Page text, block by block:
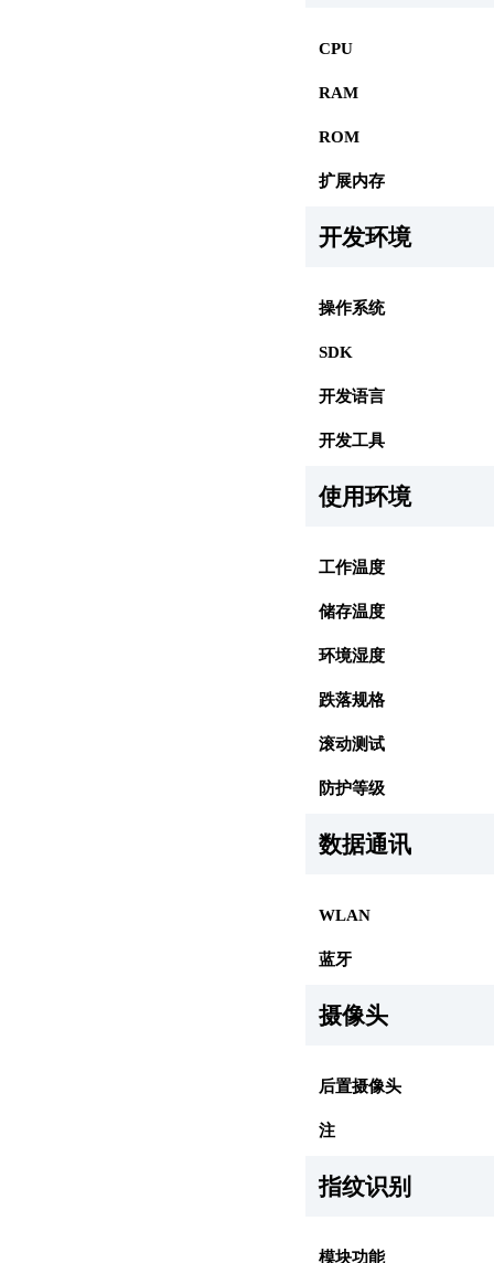
CPU
RAM
ROM
扩展内存
开发环境
操作系统
SDK
开发语言
开发工具
使用环境
工作温度
储存温度
环境湿度
跌落规格
滚动测试
防护等级
数据通讯
WLAN
蓝牙
摄像头
后置摄像头
注
指纹识别
模块功能